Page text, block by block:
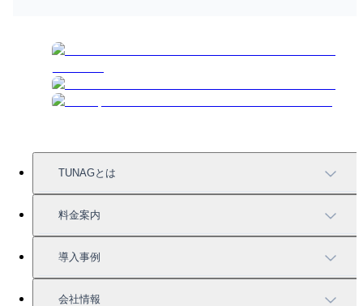
TUNAGとは
TUNAGの特徴
機能一覧
充実したサポート
料金案内
料金案内
導入事例
導入事例
会社情報